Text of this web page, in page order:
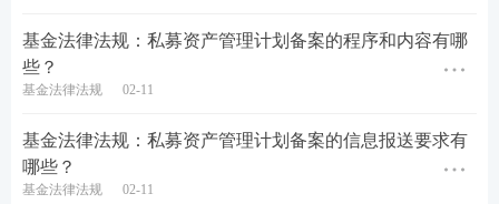
基金法律法规：私募资产管理计划备案的程序和内容有哪
些？
基金法律法规 02-11
基金法律法规：私募资产管理计划备案的信息报送要求有
哪些？
基金法律法规 02-11